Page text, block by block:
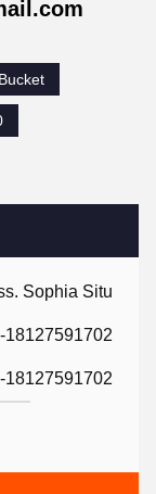
Sophia Situ
18127591702
18127591702